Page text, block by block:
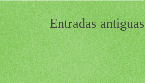
Entradas antiguas